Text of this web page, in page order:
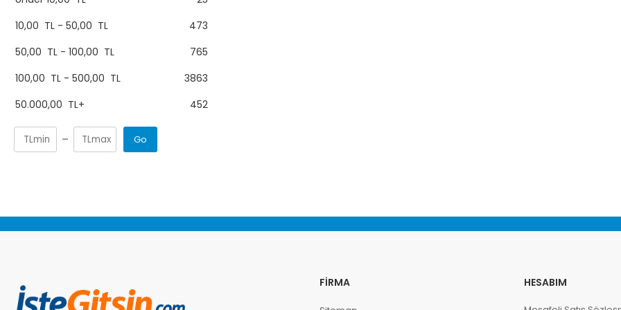
10,00 TL - 50,00 TL
473
50,00 TL - 100,00 TL
765
100,00 TL - 500,00 TL
3863
50.000,00 TL+ 452
Go
FIRMA HESABIM